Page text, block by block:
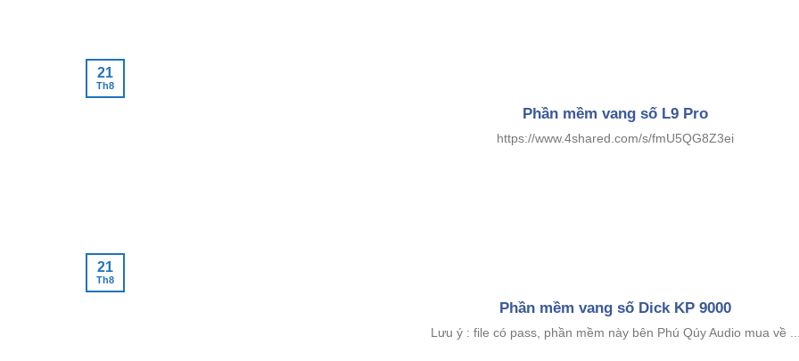
Phần mềm vang số L9 Pro
https://www.4shared.com/s/fmU5QG8Z3ei
21
Th8
Phần mềm vang số Dick KP 9000
Lưu ý : file có pass, phần mềm này bên Phú Qúy Audio mua về
21
Th8